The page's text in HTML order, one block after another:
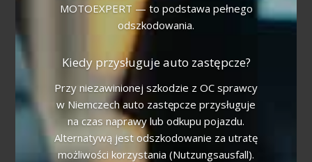
MOTOEXPERT — to podstawa pełnego
odszkodowania.
Kiedy przysługuje auto zastępcze?
Przy niezawinionej szkodzie z OC sprawcy
w Niemczech auto zastępcze przysługuje
na czas naprawy lub odkupu pojazdu.
Alternatywą jest odszkodowanie za utratę
możliwości korzystania (Nutzungsausfall).